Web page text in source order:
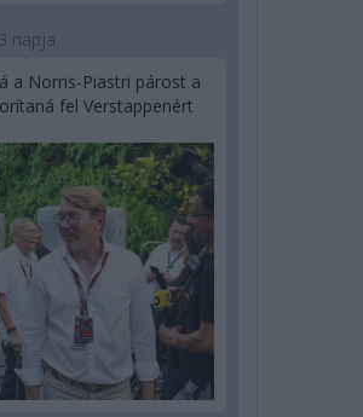
3 napja
a Norris-Piastri párost a
fel Verstappenért